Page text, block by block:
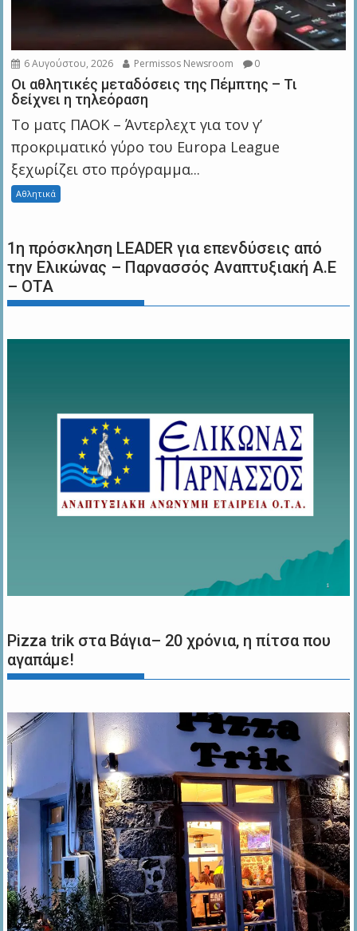
6 Αυγούστου, 2026 Permissos Newsroom 0
Οι αθλητικές μεταδόσεις της Πέμπτης – Τι
δείχνει η τηλεόραση
Το ματς ΠΑΟΚ – Άντερλεχτ για τον γ’
προκριματικό γύρο του Europa League
ξεχωρίζει στο πρόγραμμα...
Αθλητικά
1η πρόσκληση LEADER για επενδύσεις από
την Ελικώνας – Παρνασσός Αναπτυξιακή Α.Ε
– ΟΤΑ
Pizza trik στα Βάγια– 20 χρόνια, η πίτσα που
αγαπάμε!